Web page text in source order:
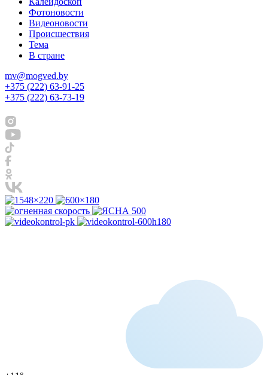
Фотоновости
Видеоновости
Происшествия
Тема
В стране
mv@mogved.by
+375 (222) 63-91-25
+375 (222) 63-73-19